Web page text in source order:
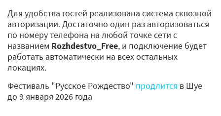
Для удобства гостей реализована система сквозной
авторизации. Достаточно один раз авторизоваться
по номеру телефона на любой точке сети с
названием Rozhdestvo_Free, и подключение будет
работать автоматически на всех остальных
локациях.
Фестиваль "Русское Рождество" продлится в Шуе
до 9 января 2026 года